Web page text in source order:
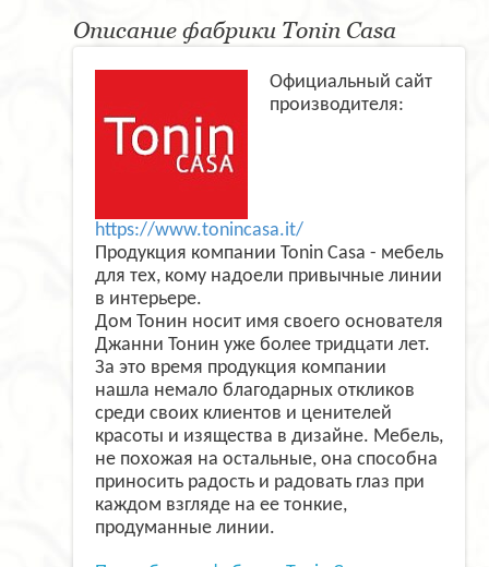
Описание фабрики Tonin Casa
Официальный сайт
производителя:
https://www.tonincasa.it/
Продукция компании Tonin Casa - мебель
для тех, кому надоели привычные линии
в интерьере.
Дом Тонин носит имя своего основателя
Джанни Тонин уже более тридцати лет.
За это время продукция компании
нашла немало благодарных откликов
среди своих клиентов и ценителей
красоты и изящества в дизайне. Мебель,
не похожая на остальные, она способна
приносить радость и радовать глаз при
каждом взгляде на ее тонкие,
продуманные линии.